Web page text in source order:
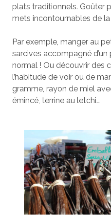
plats traditionnels. Goûter
mets incontournables de la
Par exemple, manger au
sarcives accompagné
normal ! Ou découvrir des
l’habitude de voir ou de
gramme, rayon de miel
émincé, terrine au letchi…